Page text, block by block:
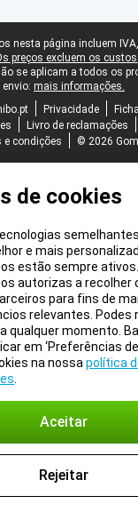
nesta página incluem
preços excluem os custos
se aplicam a todos os
envio: mais informações.
Privacidade
Livro de reclamações
e condições
© 2026
de cookies
e mais
estão sempre
autorizas a recolher
para fins de
relevantes. Podes
qualquer momento.
em ‘Preferências
na nossa política
Aceitar
Rejeitar